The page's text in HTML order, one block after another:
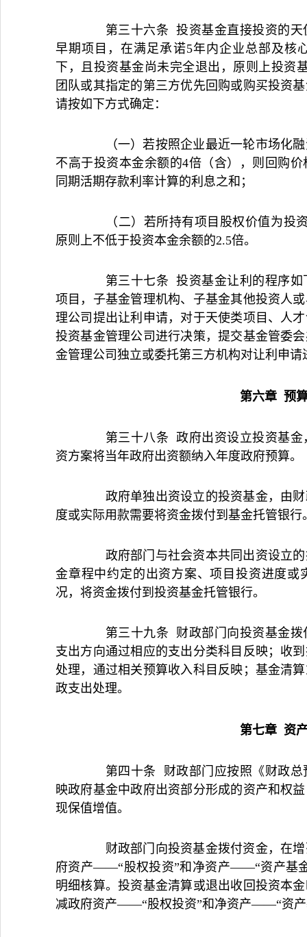
第三十六条 投资基金直接投资的天
早期项目，在满足承诺5年内企业总部及核
下，且投资基金尚未完全退出，原则上投资
团队或其指定的第三方优先回购或购买投资
请按如下方式确定：
（一）若按照企业最近一轮市场化融
不高于投资本金余额的4倍（含），则回购
同期活期存款利率计算的利息之和；
（二）若所持有项目股权价值为投资
原则上不低于投资本金余额的2.5倍。
第三十七条 投资基金让利的程序如
项目，子基金管理机构、子基金其他投资人
理公司提出让利申请，对于天使类项目、人
投资基金管理公司进行决策，提交基金管委
金管理公司独立或委托第三方机构对让利申
第六章 预
第三十八条 政府出资设立投资基金
资方案将当年政府出资额纳入年度政府预算。
政府单独出资设立的投资基金，由财
度或实际用款需要将资金拨付到基金托管银行
政府部门与社会资本共同出资设立的
金章程中约定的出资方案、项目投资进度或
况，将资金拨付到投资基金托管银行。
第三十九条 财政部门向投资基金拨
支出方向通过相应的支出分类科目反映；收
处理，通过相关预算收入科目反映；基金清
政支出处理。
第七章 资
第四十条 财政部门应按照《财政总
映政府基金中政府出资部分形成的资产和权
现保值增值。
财政部门向投资基金拨付资金，在增
府资产——“股权投资”和净资产——“资产基
明细核算。投资基金清算或退出收回投资本
减政府资产——“股权投资”和净资产——“资产